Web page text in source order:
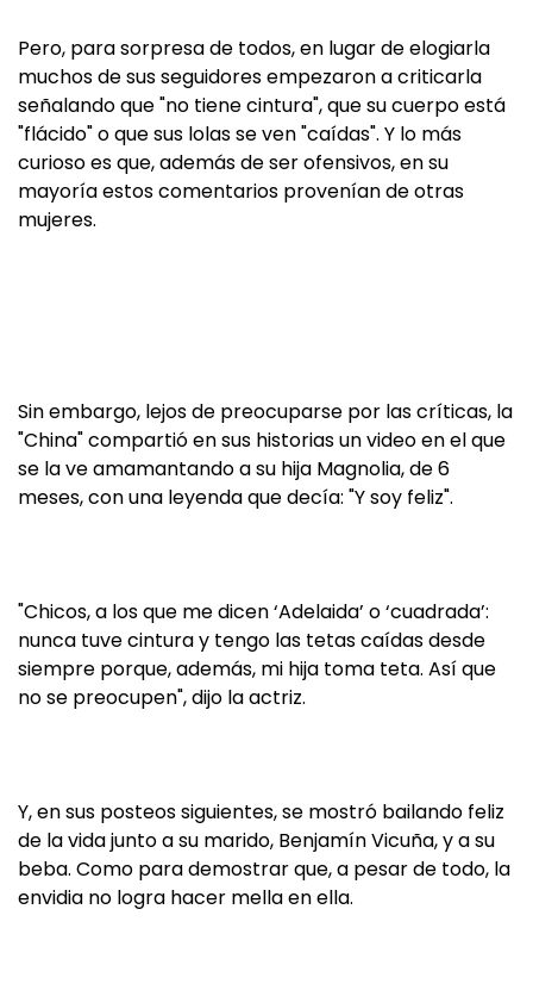
Pero, para sorpresa de todos, en lugar de elogiarla
muchos de sus seguidores empezaron a criticarla
señalando que "no tiene cintura", que su cuerpo está
"flácido" o que sus lolas se ven "caídas". Y lo más
curioso es que, además de ser ofensivos, en su
mayoría estos comentarios provenían de otras
mujeres.
Sin embargo, lejos de preocuparse por las críticas, la
"China" compartió en sus historias un video en el que
se la ve amamantando a su hija Magnolia, de 6
meses, con una leyenda que decía: "Y soy feliz".
"Chicos, a los que me dicen ‘Adelaida’ o ‘cuadrada’:
nunca tuve cintura y tengo las tetas caídas desde
siempre porque, además, mi hija toma teta. Así que
no se preocupen", dijo la actriz.
Y, en sus posteos siguientes, se mostró bailando feliz
de la vida junto a su marido, Benjamín Vicuña, y a su
beba. Como para demostrar que, a pesar de todo, la
envidia no logra hacer mella en ella.